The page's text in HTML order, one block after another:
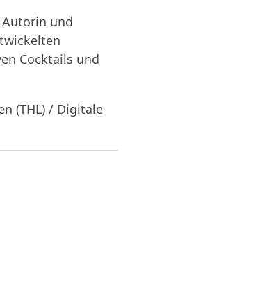
und
Cocktails und
(THL) / Digitale